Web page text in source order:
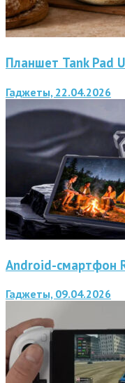
Планшет Tank Pad
Гаджеты, 22.04.2026
Android-смартфон
Гаджеты, 09.04.2026